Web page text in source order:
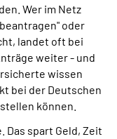
Wer im Netz
oder
landet oft bei
weiter - und
wissen
bei der Deutschen
können.
Das spart Geld, Zeit